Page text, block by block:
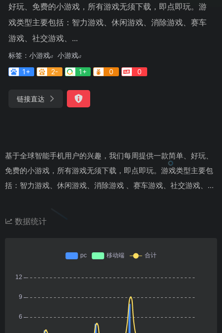
好玩、免费的小游戏，所有游戏无须下载，即点即玩。游
戏类型主要包括：智力游戏、休闲游戏、消除游戏、赛车
游戏、社交游戏、...
标签： 小游戏
小游戏
1+
2- 1+ 0 0
链接直达
基于全球智能手机用户的兴趣，我们每周提供一款简单、好玩、
免费的小游戏，所有游戏无须下载，即点即玩。游戏类型主要包
括：智力游戏、休闲游戏、消除游戏 、赛车游戏、社交游戏、…
数据统计